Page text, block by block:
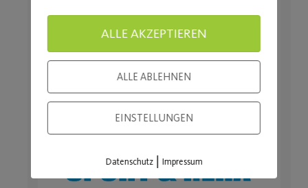
ALLE AKZEPTIEREN
ALLE ABLEHNEN
EINSTELLUNGEN
Datenschutz| Impressum